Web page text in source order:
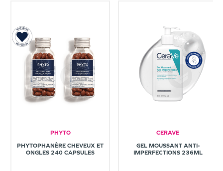
PHYTO
PHYTOPHANÈRE CHEVEUX ET
ONGLES 240 CAPSULES
CERAVE
GEL MOUSSANT ANTI-
IMPERFECTIONS 236ML